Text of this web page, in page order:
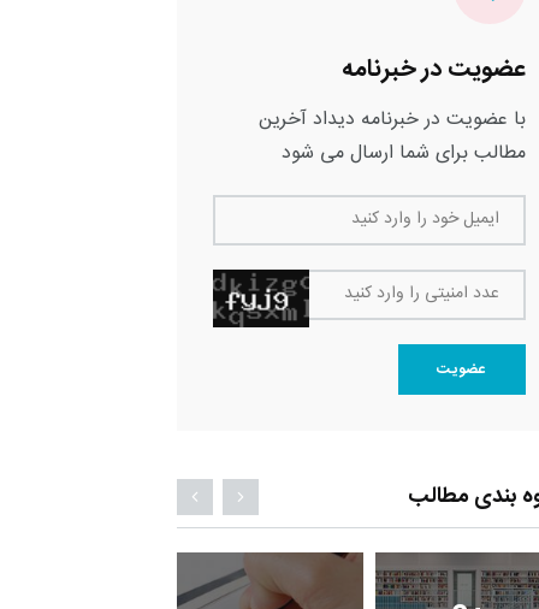
عضویت در خبرنامه
با عضویت در خبرنامه دیداد آخرین
مطالب برای شما ارسال می شود
ایمیل خود را وارد کنید
عدد امنیتی را وارد کنید
عضویت
بندی مطالب